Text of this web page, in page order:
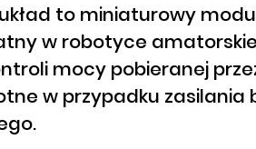
to miniaturowy
w robotyce
mocy pobieranej
w przypadku zasilania